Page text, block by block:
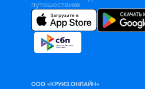
путешествиях
ООО «КРУИЗ.ОНЛАЙН»